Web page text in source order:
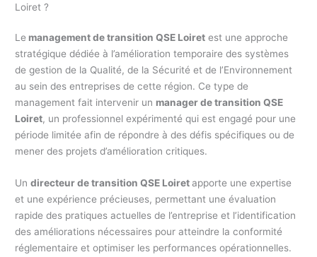
Loiret ?
Le management de transition QSE Loiret est une approche
stratégique dédiée à l’amélioration temporaire des systèmes
de gestion de la Qualité, de la Sécurité et de l’Environnement
au sein des entreprises de cette région. Ce type de
management fait intervenir un manager de transition QSE
Loiret, un professionnel expérimenté qui est engagé pour une
période limitée afin de répondre à des défis spécifiques ou de
mener des projets d’amélioration critiques.
Undirecteur de transition QSE Loiretapporte une expertise
et une expérience précieuses, permettant une évaluation
rapide des pratiques actuelles de l’entreprise et l’identification
des améliorations nécessaires pour atteindre la conformité
réglementaire et optimiser les performances opérationnelles.